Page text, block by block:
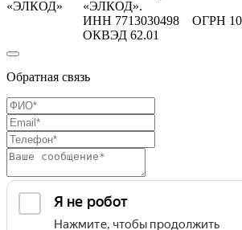
«ЭЛКОД»
«ЭЛКОД».
ИНН 7713030498 ОГРН
ОКВЭД 62.01
Обратная связь